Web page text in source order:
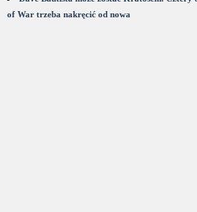
of War trzeba nakręcić od nowa